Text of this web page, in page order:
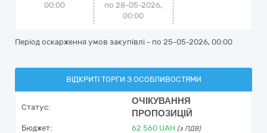
00:00
по 28-05-2026,
00:00
Період оскарження умов закупівлі - по 25-05-2026, 00:00
ВІДКРИТІ ТОРГИ З ОСОБЛИВОСТЯМИ
Статус:
ОЧІКУВАННЯ
ПРОПОЗИЦІЙ
Бюджет: 62 560 UAH (з ПДВ)